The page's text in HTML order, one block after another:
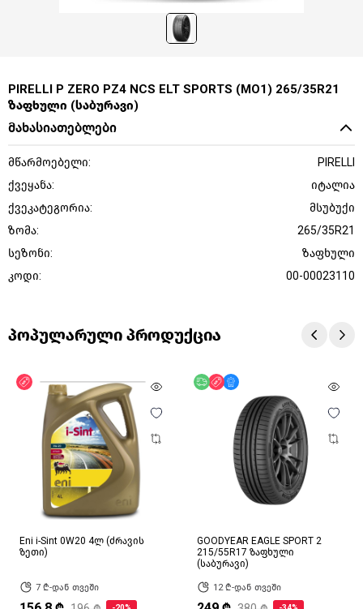
PIRELLI P ZERO PZ4 NCS ELT SPORTS (MO1) 265/35R21
ზაფხული (საბურავი)
მახასიათებლები
მწარმოებელი:
PIRELLI
ქვეყანა:
იტალია
ქვეკატეგორია:
მსუბუქი
ზომა:
265/35R21
სეზონი:
ზაფხული
კოდი:
00-00023110
პოპულარული პროდუქცია
ფასდაკლება
Eni i-Sint 0W20 4ლ (ძრავის
ზეთი)
7 ₾-დან თვეში
უფასო მიწოდება
ფასდაკლება
GOODYEAR EAGLE SPORT 2
215/55R17 ზაფხული
(საბურავი)
12 ₾-დან თვეში